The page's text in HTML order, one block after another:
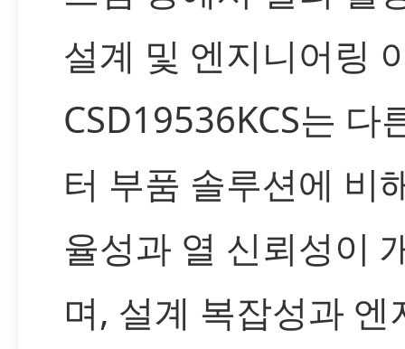
설계 및 엔지니어링
CSD19536KCS는 다
터 부품 솔루션에 비
율성과 열 신뢰성이
며, 설계 복잡성과